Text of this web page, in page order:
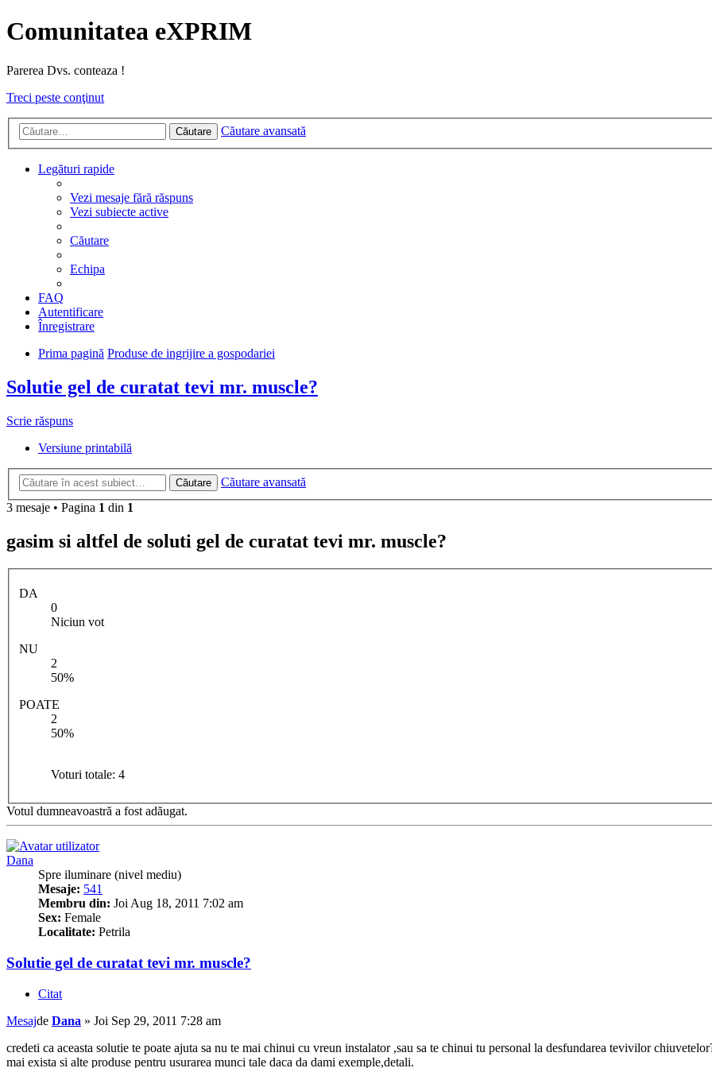
Comunitatea eXPRIM
Parerea Dvs. conteaza !
Treci peste conţinut
Căutare Căutare avansată
Legături rapide
Vezi mesaje fără răspuns
Vezi subiecte active
Căutare
Echipa
FAQ
Autentificare
Înregistrare
Prima pagină Produse de ingrijire a gospodariei
Solutie gel de curatat tevi mr. muscle?
Scrie răspuns
Versiune printabilă
Căutare
Căutare avansată
3 mesaje • Pagina 1 din 1
gasim si altfel de soluti gel de curatat tevi mr. muscle?
DA
0
Niciun vot
NU
2
50%
POATE
2
50%
Voturi totale: 4
Votul dumneavoastră a fost adăugat.
Dana
Spre iluminare (nivel mediu)
Mesaje: 541
Membru din: Joi Aug 18, 2011 7:02 am
Sex: Female
Localitate: Petrila
Solutie gel de curatat tevi mr. muscle?
Citat
Mesajde Dana » Joi Sep 29, 2011 7:28 am
credeti ca aceasta solutie te poate ajuta sa nu te mai chinui cu vreun instalator ,sau sa te chinui tu personal la desfundarea tevivilor
mai exista si alte produse pentru usurarea munci tale daca da dami exemple,detali.